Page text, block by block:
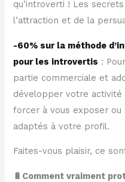
qu’introverti ! Les
l’attraction et de la
-60% sur la méthode
pour les introvertis :
partie commerciale et
développer votre
forcer à vous exposer
adaptés à votre profil.
Faites-vous plaisir, ce
🔋Comment vraiment